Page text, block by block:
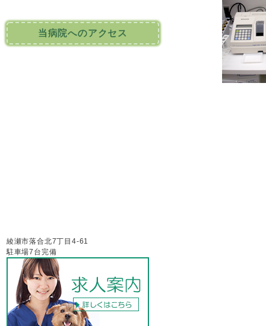
当病院へのアクセス
綾瀬市落合北7丁目4-61
駐車場7台完備